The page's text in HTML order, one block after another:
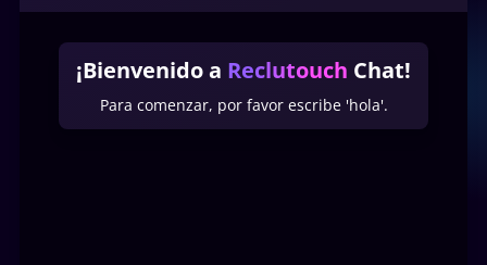
¡Bienvenido a Reclutouch Chat!
Para comenzar, por favor escribe 'hola'.